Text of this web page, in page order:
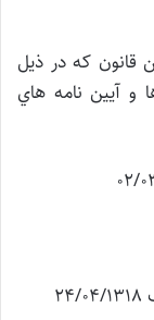
اين قانون كه در ذيل
و آيين نامه هاي